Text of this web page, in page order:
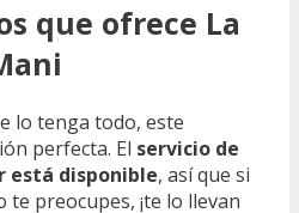
que ofrece La
lo tenga todo, este
perfecta. El servicio de
está disponible, así que si
te preocupes, ¡te lo llevan